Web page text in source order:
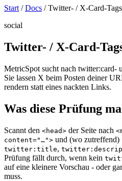
Start / Docs / Twitter- / X-Card-
social
Twitter- / X-Card-
MetricSpot sucht nach twitter:card-
Sie lassen X beim Posten deiner
rendern statt eines nackten Links.
Was diese Prüfung
Scannt den <head> der Seite nach
content="…"> und (wo zutreffend)
twitter:title,
Prüfung fällt durch, wenn kein
auf eine kleinere Vorschau - oder
muss.